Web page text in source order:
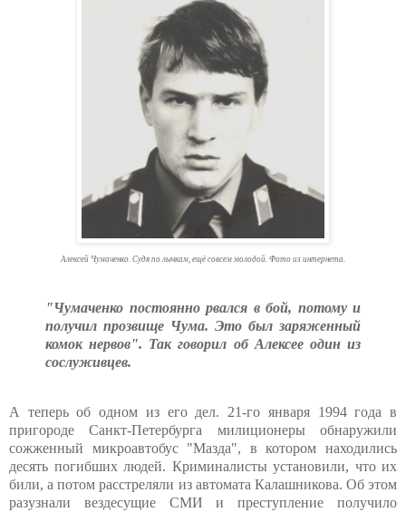
Алексей Чумаченко. Судя по лычкам, ещё совсем молодой. Фото из интернета.
"Чумаченко постоянно рвался в бой, потому и
получил прозвище Чума. Это был заряженный
комок нервов". Так говорил об Алексее один из
сослуживцев.
А теперь об одном из его дел. 21-го января 1994 года в
пригороде Санкт-Петербурга милиционеры обнаружили
сожженный микроавтобус "Мазда", в котором находились
десять погибших людей. Криминалисты установили, что их
били, а потом расстреляли из автомата Калашникова. Об этом
разузнали вездесущие СМИ и преступление получило